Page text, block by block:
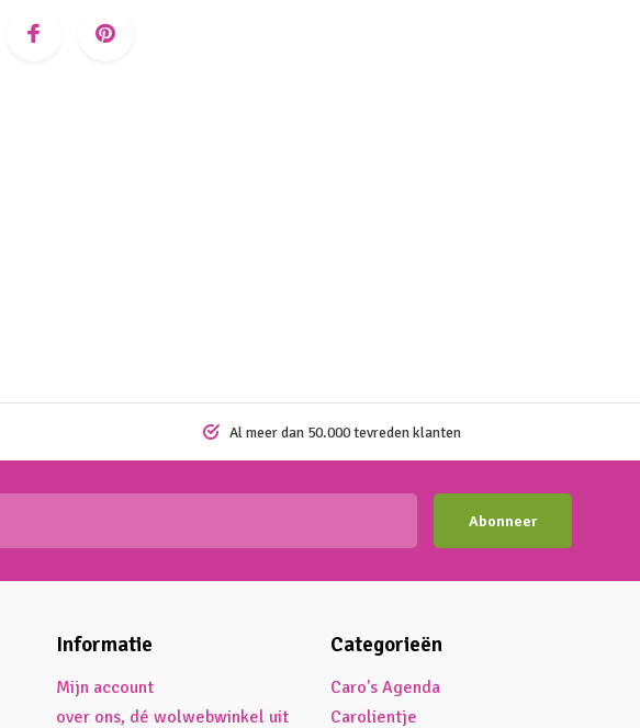
Al meer dan 50.000 tevreden klanten
Abonneer
Informatie
Mijn account
over ons, dé wolwebwinkel uit
Categorieën
Caro's Agenda
Carolientje